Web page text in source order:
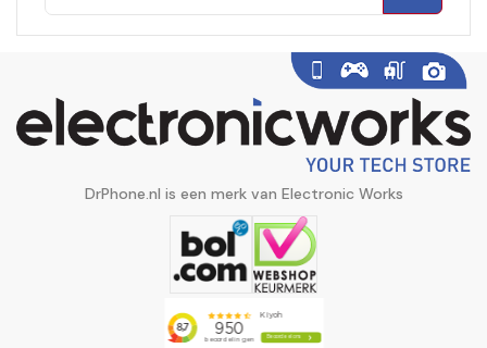
DrPhone.nl is een merk van Electronic Works